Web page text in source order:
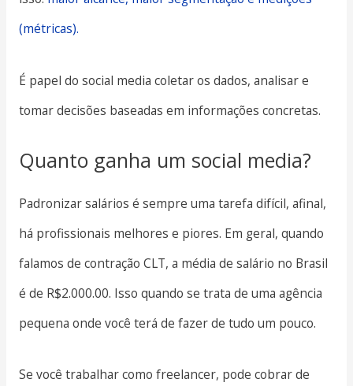
(métricas).
É papel do social media coletar os dados, analisar e
tomar decisões baseadas em informações concretas.
Quanto ganha um social media?
Padronizar salários é sempre uma tarefa difícil, afinal,
há profissionais melhores e piores. Em geral, quando
falamos de contração CLT, a média de salário no Brasil
é de R$2.000.00. Isso quando se trata de uma agência
pequena onde você terá de fazer de tudo um pouco.
Se você trabalhar como freelancer, pode cobrar de